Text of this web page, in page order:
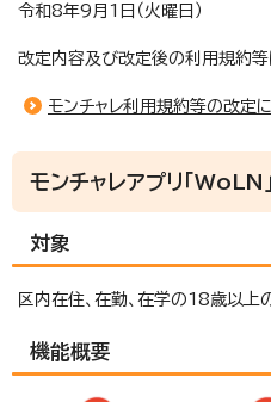
令和8年9月1日（火曜日）
改定内容及び改定後の利用規約等
モンチャレ利用規約等の改定
モンチャレアプリ「WoLN
対象
区内在住、在勤、在学の18歳以上
機能概要